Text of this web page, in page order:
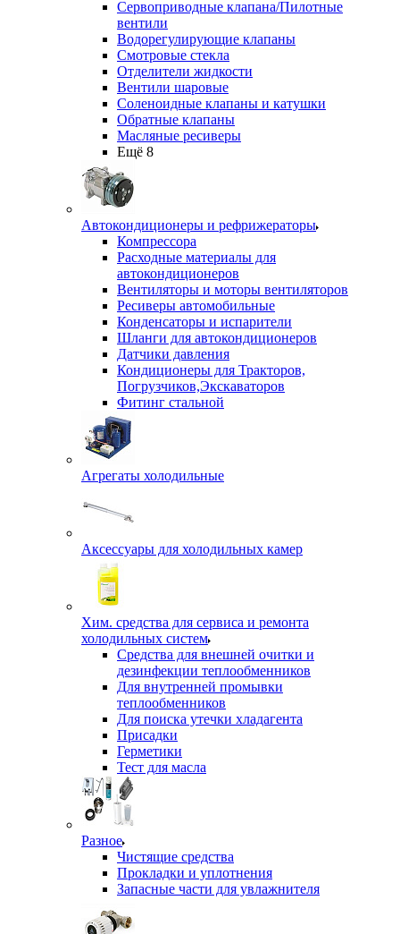
Сервоприводные клапана/Пилотные
вентили
Водорегулирующие клапаны
Смотровые стекла
Отделители жидкости
Вентили шаровые
Соленоидные клапаны и катушки
Обратные клапаны
Масляные ресиверы
Ещё 8
Автокондиционеры и рефрижераторы
Компрессора
Расходные материалы для
автокондиционеров
Вентиляторы и моторы вентиляторов
Ресиверы автомобильные
Конденсаторы и испарители
Шланги для автокондиционеров
Датчики давления
Кондиционеры для Тракторов,
Погрузчиков,Экскаваторов
Фитинг стальной
Агрегаты холодильные
Аксессуары для холодильных камер
Хим. средства для сервиса и ремонта
холодильных систем
Средства для внешней очитки и
дезинфекции теплообменников
Для внутренней промывки
теплообменников
Для поиска утечки хладагента
Присадки
Герметики
Тест для масла
Разное
Чистящие средства
Прокладки и уплотнения
Запасные части для увлажнителя